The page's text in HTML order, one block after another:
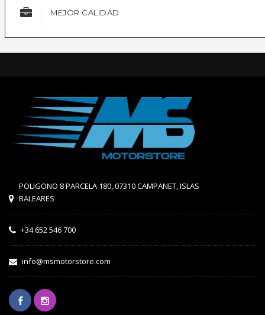
MEJOR CALIDAD
POLIGONO 8 PARCELA 180, 07310 CAMPANET, ISLAS
BALEARES
+34 652 546 700
info@msmotorstore.com